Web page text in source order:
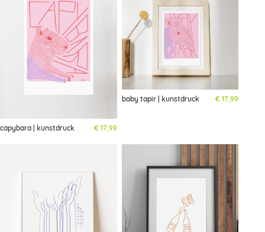
capybara | kunstdruck € 17,99
baby tapir | kunstdruck € 17,99